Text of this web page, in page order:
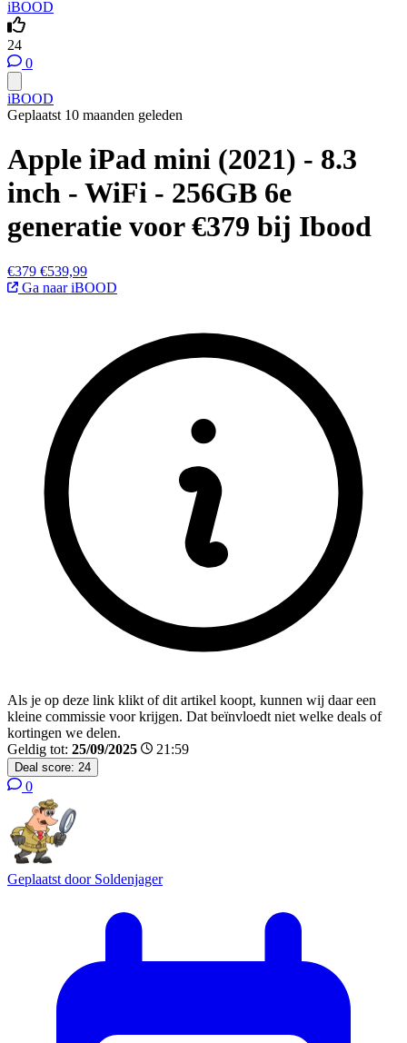
iBOOD
24
0
iBOOD
Geplaatst 10 maanden geleden
Apple iPad mini (2021) - 8.3
inch - WiFi - 256GB 6e
generatie voor €379 bij Ibood
€379 €539,99
Ga naar iBOOD
Als je op deze link klikt of dit artikel koopt, kunnen wij daar een
kleine commissie voor krijgen. Dat beïnvloedt niet welke deals of
kortingen we delen.
Geldig tot: 25/09/2025 21:59
Deal score: 24
0
Geplaatst door Soldenjager